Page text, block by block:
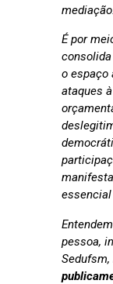
mediação.
É por
o espaço
ataques
pessoa,